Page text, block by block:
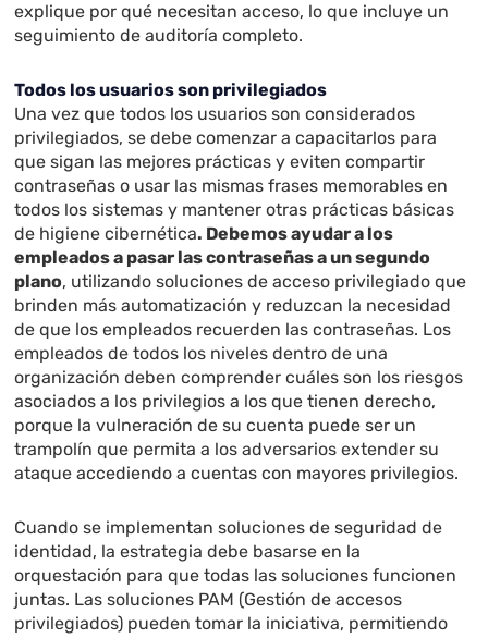
explique por qué necesitan acceso, lo que incluye un
seguimiento de auditoría completo.
Todos los usuarios son privilegiados
Una vez que todos los usuarios son considerados
privilegiados, se debe comenzar a capacitarlos para
que sigan las mejores prácticas y eviten compartir
contraseñas o usar las mismas frases memorables en
todos los sistemas y mantener otras prácticas básicas
de higiene cibernética. Debemos ayudar a los
empleados a pasar las contraseñas a un segundo
plano, utilizando soluciones de acceso privilegiado que
brinden más automatización y reduzcan la necesidad
de que los empleados recuerden las contraseñas. Los
empleados de todos los niveles dentro de una
organización deben comprender cuáles son los riesgos
asociados a los privilegios a los que tienen derecho,
porque la vulneración de su cuenta puede ser un
trampolín que permita a los adversarios extender su
ataque accediendo a cuentas con mayores privilegios.
Cuando se implementan soluciones de seguridad de
identidad, la estrategia debe basarse en la
orquestación para que todas las soluciones funcionen
juntas. Las soluciones PAM (Gestión de accesos
privilegiados) pueden tomar la iniciativa, permitiendo